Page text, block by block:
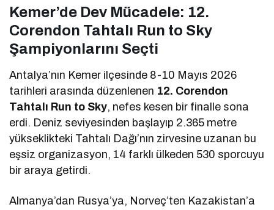
Kemer’de Dev Mücadele: 12.
Corendon Tahtalı Run to Sky
Şampiyonlarını Seçti
Antalya’nın Kemer ilçesinde 8-10 Mayıs 2026
tarihleri arasında düzenlenen 12. Corendon
Tahtalı Run to Sky, nefes kesen bir finalle sona
erdi. Deniz seviyesinden başlayıp 2.365 metre
yükseklikteki Tahtalı Dağı’nın zirvesine uzanan bu
eşsiz organizasyon, 14 farklı ülkeden 530 sporcuyu
bir araya getirdi.
Almanya’dan Rusya’ya, Norveç’ten Kazakistan’a